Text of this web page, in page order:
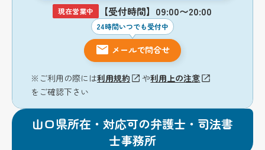
現在営業中 【受付時間】09:00〜20:00
24時間いつでも受付中
メールで問合せ
※ご利用の際には利用規約 や利用上の注意
をご確認下さい
山口県所在・対応可の弁護士・司法書
士事務所